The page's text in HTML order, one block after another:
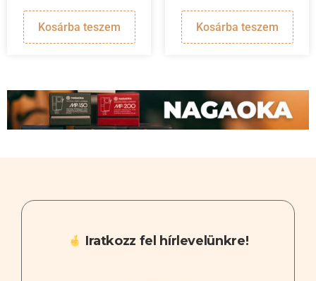
Kosárba teszem Kosárba teszem
Iratkozz fel hírlevelünkre!